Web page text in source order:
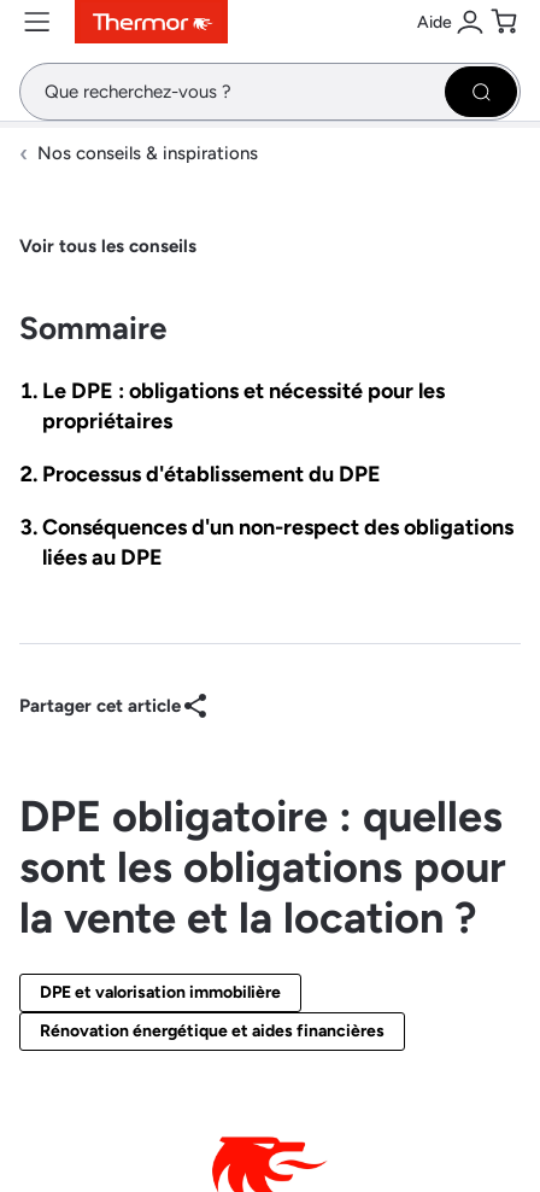
ContenuMenuRecherche Aide
Se
Nos conseils & inspirations
Voir tous les conseils
Sommaire
Le DPE : obligations et nécessité pour les
propriétaires
Processus d'établissement du DPE
Conséquences d'un non-respect des obligations
liées au DPE
Partager cet article
DPE obligatoire : quelles
sont les obligations pour
la vente et la location ?
DPE et valorisation immobilière
Rénovation énergétique et aides financières